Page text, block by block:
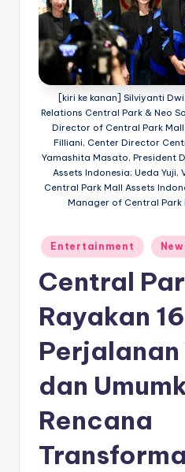
M
di
[kiri ke kanan] Silviyanti
Relations Central Park & Neo
Director of Central Park Mall
Filliani, Center Director
Yamashita Masato, President
Assets Indonesia; Ueda
Central Park Mall Assets
Manager of Central Park
Posted
in
Entertainment
Central
Rayakan
dan
Rencana